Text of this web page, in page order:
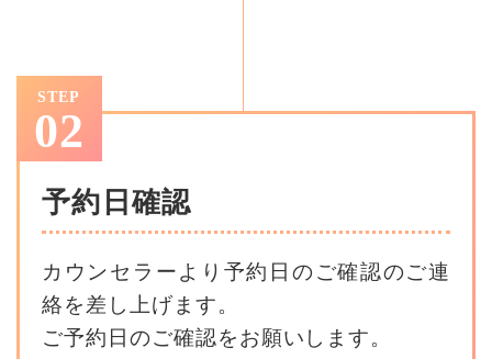
STEP
02
予約日確認
カウンセラーより予約日のご確認のご連
絡を差し上げます。
ご予約日のご確認をお願いします。